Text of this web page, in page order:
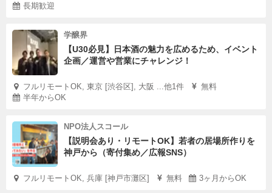
長期歓迎
学醸界
【U30必見】日本酒の魅力を広めるため、イベント
企画／運営や営業にチャレンジ！
フルリモートOK, 東京 [渋谷区], 大阪 ...他1件
無料
半年からOK
NPO法人スコール
【説明会あり・リモートOK】若者の居場所作りを
神戸から（寄付集め／広報SNS）
フルリモートOK, 兵庫 [神戸市灘区] 無料 3ヶ月からOK